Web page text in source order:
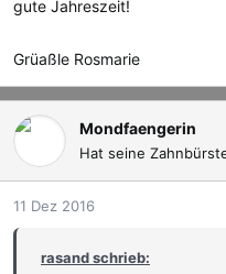
gute Jahreszeit!
Grüaßle Rosmarie
Mondfaengerin
Hat seine
11 Dez 2016
rasand schrieb: